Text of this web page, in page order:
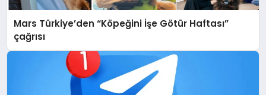
Mars Türkiye’den “Köpeğini İşe Götür Haftası”
çağrısı